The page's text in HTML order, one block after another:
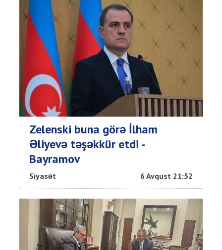
Zelenski buna görə İlham
Əliyevə təşəkkür etdi -
Bayramov
Siyasət 6 Avqust 21:52